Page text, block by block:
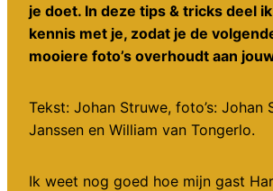
je doet. In deze tips & tricks deel
kennis met je, zodat je de
mooiere foto’s overhoudt aan
Tekst: Johan Struwe, foto’s: Johan
Janssen en William van Tongerlo.
Ik weet nog goed hoe mijn gast